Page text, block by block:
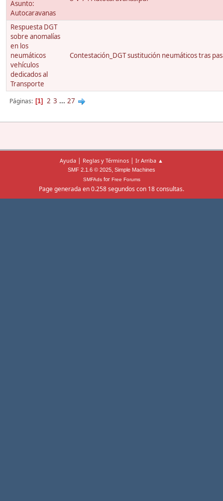
Asunto:
Autocaravanas
Respuesta DGT
sobre anomalías
en los
neumáticos
vehículos
dedicados al
Transporte
Contestación_DGT sustitución neumáticos tras
Páginas 1 2 3 ... 27
Ayuda | Reglas y Términos | Ir Arriba ▲
SMF 2.1.6 © 2025, Simple Machines
SMFAdsfor Free Forums
Page generada en 0.258 segundos con 18 consultas.